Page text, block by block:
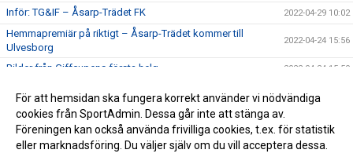
Inför: TG&IF – Åsarp-Trädet FK 2022-04-29 10:02
Hemmapremiär på riktigt – Åsarp-Trädet kommer till
Ulvesborg
2022-04-24 15:56
Bilder från Giffcupens första helg 2022-04-24 15:50
Sent mål räddade en poäng i hemmapremiären
Inför: TG&IF – Brålanda IF 2022-04-15 11:09
För att hemsidan ska fungera korrekt använder vi nödvändiga
cookies från SportAdmin. Dessa går inte att stänga av.
Föreningen kan också använda frivilliga cookies, t.ex. för statistik
eller marknadsföring. Du väljer själv om du vill acceptera dessa.